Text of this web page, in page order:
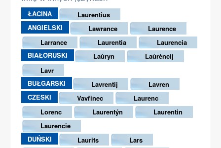
ŁACINA
Laurentius
ANGIELSKI
Lawrance
Laurence
Larrance
Laurentia
Laurencia
BIAŁORUSKI
Laùryn
Laùrèncij
Lavr
BUŁGARSKI
Lavrentij
Lavren
CZESKI
Vavřinec
Laurenc
Lorenc
Laurentýn
Laurentin
Laurencie
DUŃSKI
Laurits
Lars